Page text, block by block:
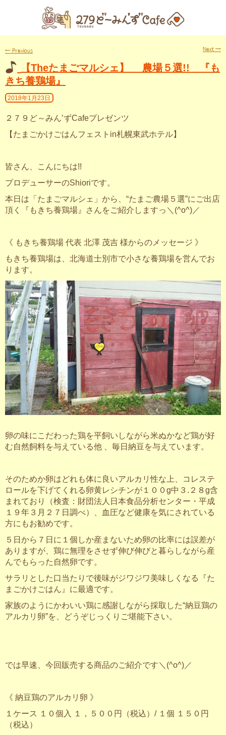
← Previous Next →
【Theたまごマルシェ】 農場５選!! 『も
きち養鶏場』
2018年1月23日
２７９ど～みん’ずCafeプレゼンツ
【たまごかけごはんフェストin札幌東武ホテル】
皆さん、こんにちは!!
プロデューサーのShioriです。
本日は「たまごマルシェ」から、“たまご農場５選”にご出店
頂く『もきち養鶏場』さんをご紹介しますっ＼(^o^)／
《 もきち養鶏場 代表 北澤 茂吉 様からのメッセージ 》
もきち養鶏場は、北海道士別市で小さな養鶏場を営んでお
ります。
卵の味にこだわった鶏を平飼いしながら米ぬかなど鶏が好
む自然飼料を与えている他 、毎日納豆を与えています。
そのためか卵はどれも体に良いアルカリ性な上、コレステ
ロールを下げてくれる卵黄レシチンが１００g中３.２８g含
まれており（検査：財団法人日本食品分析センター・平成
１９年３月２７日調べ）、血圧など健康を気にされている
方にもお勧めです。
５日から７日に１個しか産まないため卵の比率には誤差が
ありますが、鶏に無理をさせず伸び伸びと暮らしながら産
んでもらった自然卵です。
サラリとした口当たりで後味がジワジワ美味しくなる『た
まごかけごはん』に最適です。
家族のようにかわいい鶏に感謝しながら採取した“納豆鶏の
アルカリ卵”を、どうぞじっくりご堪能下さい。
では早速、今回販売する商品のご紹介です＼(^o^)／
《 納豆鶏のアルカリ卵 》
１ケース １０個入 １，５００円（税込）/ １個 １５０円
（税込）